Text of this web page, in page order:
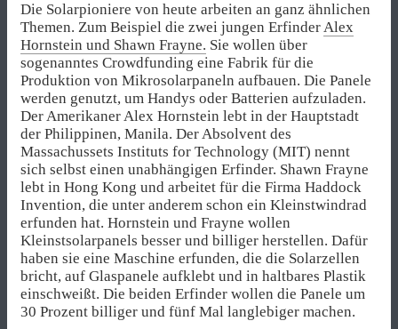
Die Solarpioniere von heute arbeiten an ganz ähnlichen
Themen. Zum Beispiel die zwei jungen ErfinderAlex
Hornstein und Shawn Frayne. Sie wollen über
sogenanntes Crowdfunding eine Fabrik für die
Produktion von Mikrosolarpaneln aufbauen. Die Panele
werden genutzt, um Handys oder Batterien aufzuladen.
Der Amerikaner Alex Hornstein lebt in der Hauptstadt
der Philippinen, Manila. Der Absolvent des
Massachussets Instituts for Technology (MIT) nennt
sich selbst einen unabhängigen Erfinder. Shawn Frayne
lebt in Hong Kong und arbeitet für die Firma Haddock
Invention, die unter anderem schon ein Kleinstwindrad
erfunden hat. Hornstein und Frayne wollen
Kleinstsolarpanels besser und billiger herstellen. Dafür
haben sie eine Maschine erfunden, die die Solarzellen
bricht, auf Glaspanele aufklebt und in haltbares Plastik
einschweißt. Die beiden Erfinder wollen die Panele um
30 Prozent billiger und fünf Mal langlebiger machen.